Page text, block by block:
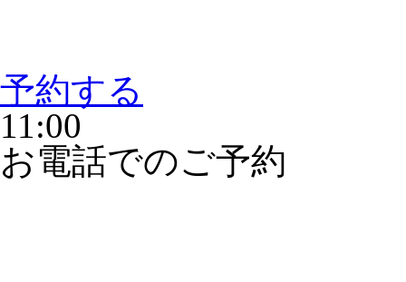
予約する
11:00
お電話でのご予約